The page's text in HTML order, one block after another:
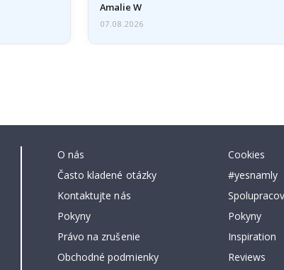
Amalie W
07.08.2026
O nás
Často kladené otázky
Kontaktujte nás
Pokyny
Právo na zrušenie
Obchodné podmienky
Cookies
#yesnamly
Pokyny
Inspiration
Reviews